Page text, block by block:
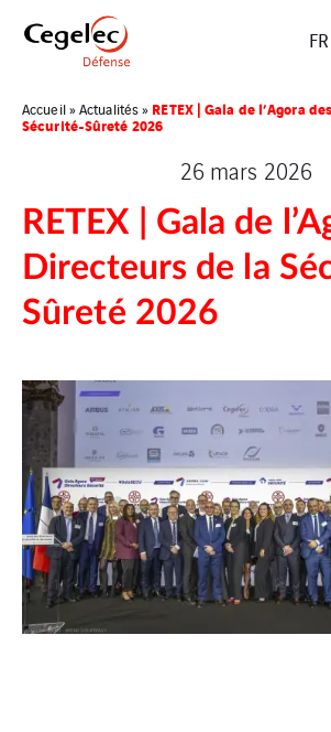
FR
Accueil»Actualités» RETEX | Gala de l’Agora
Sécurité-Sûreté 2026
26 mars 2026
RETEX | Gala de
Directeurs de la
Sûreté 2026